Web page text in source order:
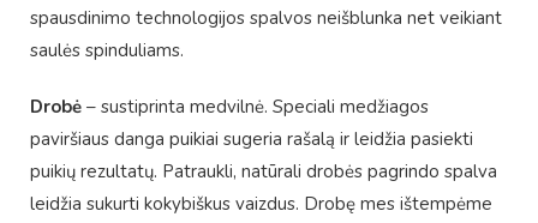
spausdinimo technologijos spalvos neišblunka net veikiant
saulės spinduliams.
Drobė – sustiprinta medvilnė. Speciali medžiagos
paviršiaus danga puikiai sugeria rašalą ir leidžia pasiekti
puikių rezultatų. Patraukli, natūrali drobės pagrindo spalva
leidžia sukurti kokybiškus vaizdus. Drobę mes ištempėme